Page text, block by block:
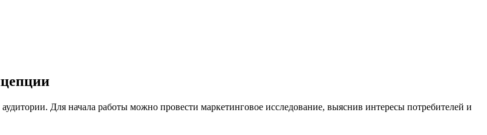
Для начала работы можно провести маркетинговое исследование, выяснив интересы потребителей и